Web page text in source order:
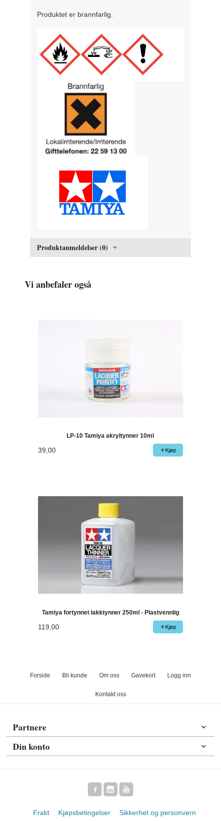
Produktet er brannfarlig.
Produktanmeldelser (0)
Vi anbefaler også
LP-10 Tamiya akryltynner 10ml
39,00 Kjøp
Tamiya fortynnet lakktynner 250ml - Plastvennlig
119,00 Kjøp
Forside Bli kunde Om oss Gavekort Logg inn
Kontakt oss
Partnere
Din konto
Frakt Kjøpsbetingelser Sikkerhet og personvern